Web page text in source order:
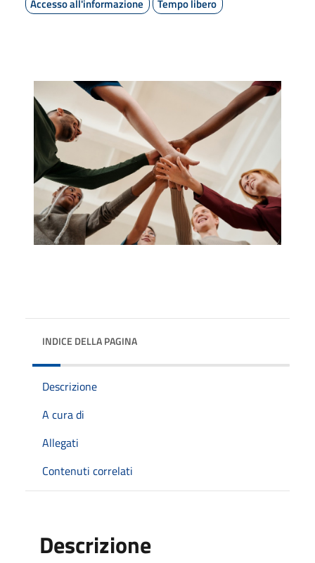
Accesso all'informazione Tempo libero
INDICE DELLA PAGINA
Descrizione
A cura di
Allegati
Contenuti correlati
Descrizione